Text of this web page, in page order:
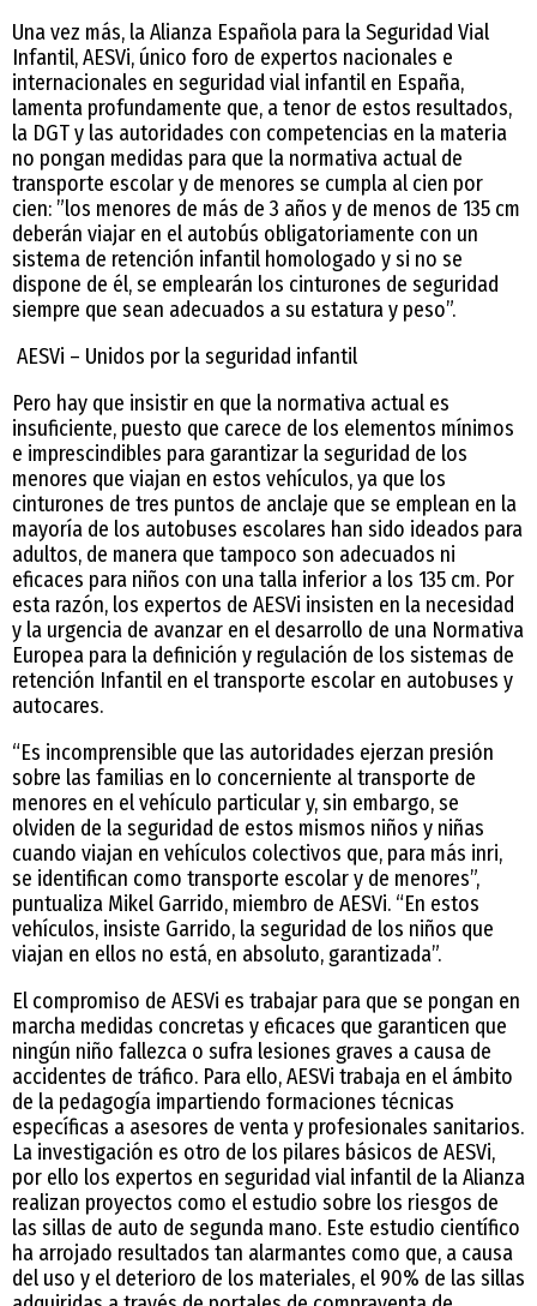
Una vez más, la Alianza Española para la Seguridad Vial
Infantil, AESVi, único foro de expertos nacionales e
internacionales en seguridad vial infantil en España,
lamenta profundamente que, a tenor de estos resultados,
la DGT y las autoridades con competencias en la materia
no pongan medidas para que la normativa actual de
transporte escolar y de menores se cumpla al cien por
cien: ”los menores de más de 3 años y de menos de 135 cm
deberán viajar en el autobús obligatoriamente con un
sistema de retención infantil homologado y si no se
dispone de él, se emplearán los cinturones de seguridad
siempre que sean adecuados a su estatura y peso”.
AESVi – Unidos por la seguridad infantil
Pero hay que insistir en que la normativa actual es
insuficiente, puesto que carece de los elementos mínimos
e imprescindibles para garantizar la seguridad de los
menores que viajan en estos vehículos, ya que los
cinturones de tres puntos de anclaje que se emplean en la
mayoría de los autobuses escolares han sido ideados para
adultos, de manera que tampoco son adecuados ni
eficaces para niños con una talla inferior a los 135 cm. Por
esta razón, los expertos de AESVi insisten en la necesidad
y la urgencia de avanzar en el desarrollo de una Normativa
Europea para la definición y regulación de los sistemas de
retención Infantil en el transporte escolar en autobuses y
autocares.
“Es incomprensible que las autoridades ejerzan presión
sobre las familias en lo concerniente al transporte de
menores en el vehículo particular y, sin embargo, se
olviden de la seguridad de estos mismos niños y niñas
cuando viajan en vehículos colectivos que, para más inri,
se identifican como transporte escolar y de menores”,
puntualiza Mikel Garrido, miembro de AESVi. “En estos
vehículos, insiste Garrido, la seguridad de los niños que
viajan en ellos no está, en absoluto, garantizada”.
El compromiso de AESVi es trabajar para que se pongan en
marcha medidas concretas y eficaces que garanticen que
ningún niño fallezca o sufra lesiones graves a causa de
accidentes de tráfico. Para ello, AESVi trabaja en el ámbito
de la pedagogía impartiendo formaciones técnicas
específicas a asesores de venta y profesionales sanitarios.
La investigación es otro de los pilares básicos de AESVi,
por ello los expertos en seguridad vial infantil de la Alianza
realizan proyectos como el estudio sobre los riesgos de
las sillas de auto de segunda mano. Este estudio científico
ha arrojado resultados tan alarmantes como que, a causa
del uso y el deterioro de los materiales, el 90% de las sillas